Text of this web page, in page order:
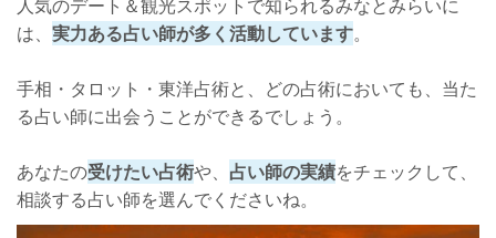
西谷泰人先生について
店舗詳細
人気のデート＆観光スポットで知られるみなとみらいに
は、 実力ある占い師が多く活動しています。
手相・タロット・東洋占術と、どの占術においても、当た
る占い師に出会うことができるでしょう。
あなたの受けたい占術や、 占い師の実績をチェックして、
相談する占い師を選んでくださいね。